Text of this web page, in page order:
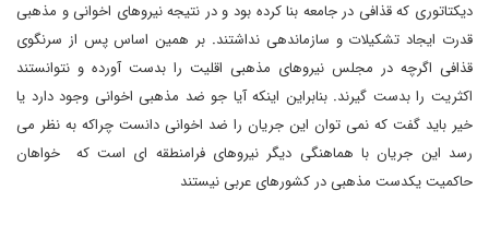
دیکتاتوری که قذافی در جامعه بنا کرده بود و در نتیجه نیروهای اخوانی و مذهبی
قدرت ایجاد تشکیلات و سازماندهی نداشتند. بر همین اساس پس از سرنگوی
قذافی اگرچه در مجلس نیروهای مذهبی اقلیت را بدست آورده و نتوانستند
اکثریت را بدست گیرند.بنابراین اینکه آیا جو ضد مذهبی اخوانی وجود دارد یا
خیر باید گفت که نمی توان این جریان را ضد اخوانی دانست چراکه به نظر می
رسد این جریان با هماهنگی دیگر نیروهای فرامنطقه ای است که خواهان
حاکمیت یکدست مذهبی در کشورهای عربی نیستند